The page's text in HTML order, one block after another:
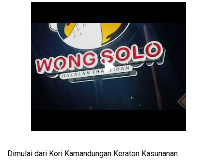
Dimulai dari Kori Kamandungan Keraton Kasunanan